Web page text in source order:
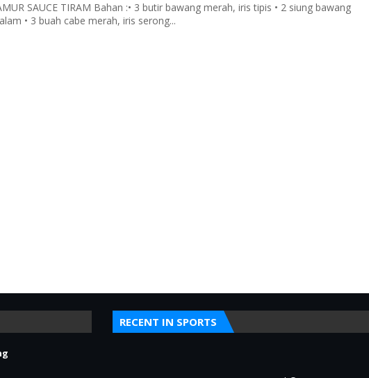
SAUCE TIRAM Bahan :• 3 butir bawang merah, iris tipis • 2 siung bawang
• 3 buah cabe merah, iris serong...
RECENT IN SPORTS